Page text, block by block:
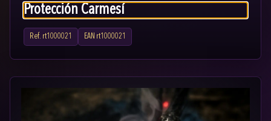
Protección Carmesí
Ref. rt1000021 EAN rt1000021